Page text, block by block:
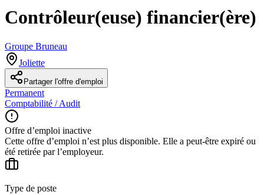
Contrôleur(euse) financier(ère)
Groupe Bruneau
Joliette
Partager l'offre d'emploi
Permanent
Comptabilité / Audit
Offre d’emploi inactive
Cette offre d’emploi n’est plus disponible. Elle a peut-être expiré ou
été retirée par l’employeur.
Type de poste